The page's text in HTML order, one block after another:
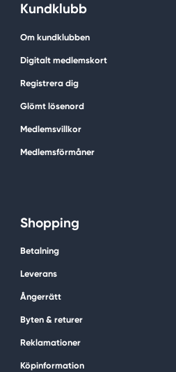
Kundklubb
Om kundklubben
Digitalt medlemskort
Registrera dig
Glömt lösenord
Medlemsvillkor
Medlemsförmåner
Shopping
Betalning
Leverans
Ångerrätt
Byten & returer
Reklamationer
Köpinformation